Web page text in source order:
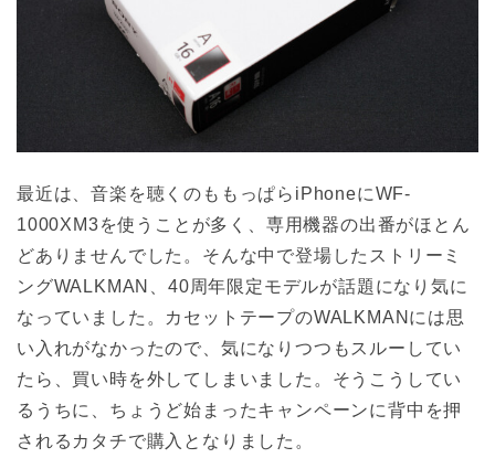
最近は、音楽を聴くのももっぱらiPhoneにWF-
1000XM3を使うことが多く、専用機器の出番がほとん
どありませんでした。そんな中で登場したストリーミ
ングWALKMAN、40周年限定モデルが話題になり気に
なっていました。カセットテープのWALKMANには思
い入れがなかったので、気になりつつもスルーしてい
たら、買い時を外してしまいました。そうこうしてい
るうちに、ちょうど始まったキャンペーンに背中を押
されるカタチで購入となりました。